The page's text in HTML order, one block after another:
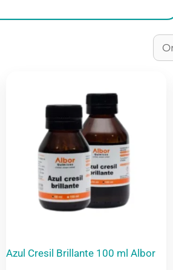
Azul Cresil Brillante 100 ml Albor